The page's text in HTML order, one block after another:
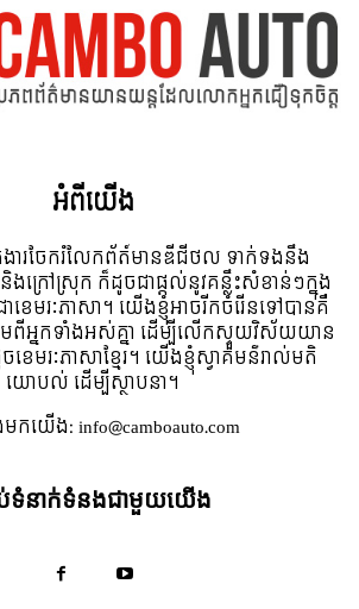
អំពី​យើង
ងារចែករំលែកព័ត៍មានឌីជីថល ទាក់ទងនឹង
ក្រៅស្រុក ក៏ដូចជាផ្តល់នូវគន្លឹះសំខាន់ៗក្នុង
ខេមរៈភាសា។ យើងខ្ញុំអាចរីកចំរើនទៅបានគឺ
អ្នកទាំងអស់គ្នា ដើម្បីលើកស្ទួយវិស័យយាន
េមរៈភាសាខ្មែរ។ យើងខ្ញុំស្វាគមន៌រាល់មតិ
យោបល់ ដើម្បីស្ថាបនា។
មក​យើង:info@camboauto.com
ប់ទំនាក់ទំនងជាមួយយើង